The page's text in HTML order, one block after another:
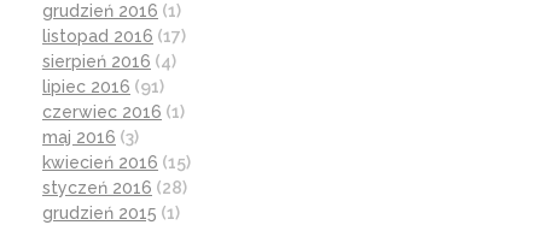
grudzień 2016 (1)
listopad 2016 (17)
sierpień 2016 (4)
lipiec 2016 (91)
czerwiec 2016 (1)
maj 2016 (3)
kwiecień 2016 (15)
styczeń 2016 (28)
grudzień 2015 (1)